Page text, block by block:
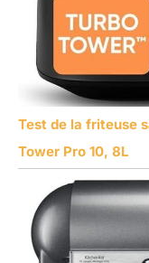
Test de la friteuse
Tower Pro 10, 8L